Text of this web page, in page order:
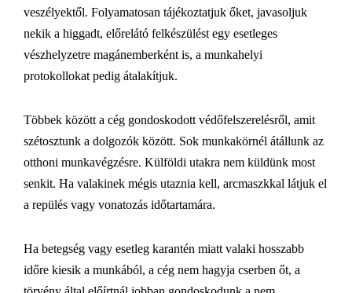
veszélyektől. Folyamatosan tájékoztatjuk őket, javasoljuk
nekik a higgadt, előrelátó felkészülést egy esetleges
vészhelyzetre magánemberként is, a munkahelyi
protokollokat pedig átalakítjuk.
Többek között a cég gondoskodott védőfelszerelésről, amit
szétosztunk a dolgozók között. Sok munkakörnél átállunk az
otthoni munkavégzésre. Külföldi utakra nem küldünk most
senkit. Ha valakinek mégis utaznia kell, arcmaszkkal látjuk el
a repülés vagy vonatozás időtartamára.
Ha betegség vagy esetleg karantén miatt valaki hosszabb
időre kiesik a munkából, a cég nem hagyja cserben őt, a